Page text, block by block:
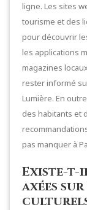
ligne. Les sites
tourisme et des
pour découvrir
les applications
magazines
rester informé
Lumière. En
des habitants et
pas manquer à
Existe-t-
axées
culturels